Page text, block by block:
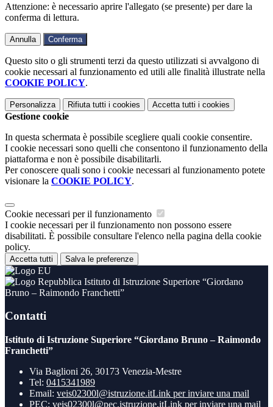
Attenzione: è necessario aprire l'allegato (se presente) per dare la
conferma di lettura.
Annulla Conferma
Questo sito o gli strumenti terzi da questo utilizzati si avvalgono di
cookie necessari al funzionamento ed utili alle finalità illustrate nella
COOKIE POLICY.
Personalizza Rifiuta tutti i cookies Accetta tutti i cookies
Gestione cookie
In questa schermata è possibile scegliere quali cookie consentire.
I cookie necessari sono quelli che consentono il funzionamento della
piattaforma e non è possibile disabilitarli.
Per conoscere quali sono i cookie necessari al funzionamento potete
visionare la COOKIE POLICY.
Cookie necessari per il funzionamento
I cookie necessari per il funzionamento non possono essere
disabilitati. È possibile consultare l'elenco nella pagina della cookie
policy.
Accetta tutti Salva le preferenze
Istituto di Istruzione Superiore “Giordano
Bruno – Raimondo Franchetti”
Contatti
Istituto di Istruzione Superiore “Giordano Bruno – Raimondo
Franchetti”
Via Baglioni 26, 30173 Venezia-Mestre
Tel: 0415341989
Email: veis02300l@istruzione.itLink per inviare una mail
PEC: veis02300l@pec.istruzione.itLink per inviare una mail